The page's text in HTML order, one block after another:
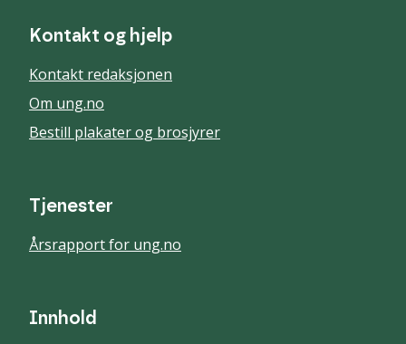
Kontakt og hjelp
Kontakt redaksjonen
Om ung.no
Bestill plakater og brosjyrer
Tjenester
Årsrapport for ung.no
Innhold